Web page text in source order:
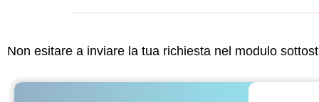
Non esitare a inviare la tua richiesta nel modulo